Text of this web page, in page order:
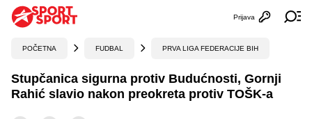
Otvori
Prijava
POČETNA FUDBAL PRVA LIGA FEDERACIJE BIH
Stupčanica sigurna protiv Budućnosti, Gornji
Rahić slavio nakon preokreta protiv TOŠK-a